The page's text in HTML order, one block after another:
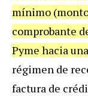
mínimo
comprobante
Pyme hacia
régimen de
factura de